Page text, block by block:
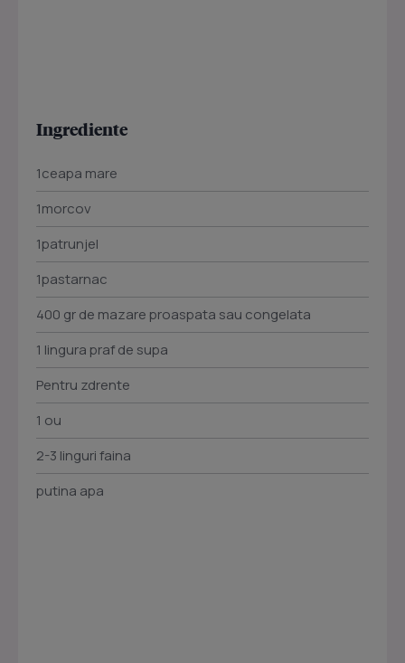
Ingrediente
1ceapa mare
1morcov
1patrunjel
1pastarnac
400 gr de mazare proaspata sau congelata
1 lingura praf de supa
Pentru zdrente
1 ou
2-3 linguri faina
putina apa